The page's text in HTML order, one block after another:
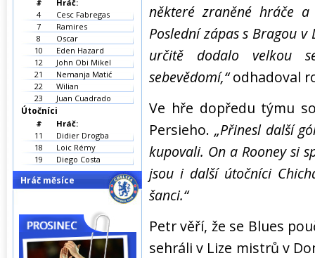
některé zraněné hráče
Poslední zápas s Bragou
určitě dodalo velkou
sebevědomí,“odhadoval
Ve hře dopředu týmu
Persieho. „Přinesl další
kupovali. On a Rooney si
jsou i další útočníci
šanci.“
Petr věří, že se Blues
sehráli v Lize mistrů v
#
Hráč:
4
Cesc Fabregas
7
Ramires
8
Oscar
10
Eden Hazard
12
John Obi Mikel
21
Nemanja Matić
22
Wilian
23
Juan Cuadrado
Útočníci
#
Hráč:
11
Didier Drogba
18
Loic Rémy
19
Diego Costa
Hráč měsíce